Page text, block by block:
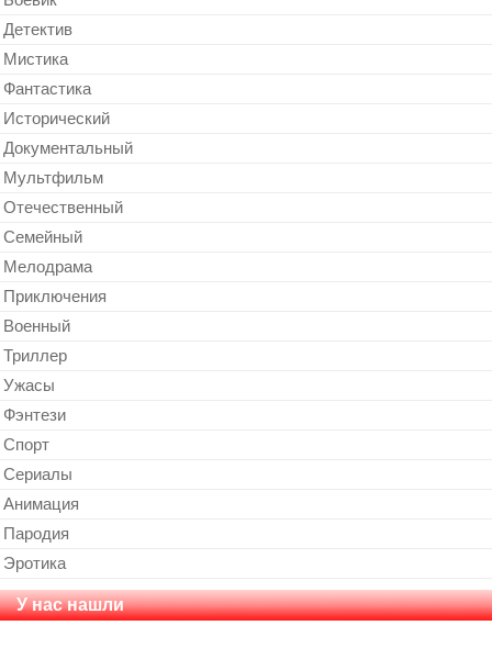
Детектив
Мистика
Фантастика
Исторический
Документальный
Мультфильм
Отечественный
Cемейный
Мелодрама
Приключения
Военный
Триллер
Ужасы
Фэнтези
Спорт
Сериалы
Анимация
Пародия
Эротика
У нас нашли